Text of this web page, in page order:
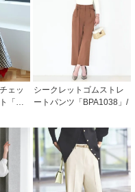
ェッ
「BS
シークレットゴムストレ
ートパンツ「BPA1038」/